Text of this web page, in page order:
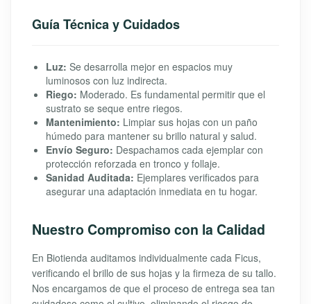
Guía Técnica y Cuidados
Luz: Se desarrolla mejor en espacios muy
luminosos con luz indirecta.
Riego: Moderado. Es fundamental permitir que el
sustrato se seque entre riegos.
Mantenimiento: Limpiar sus hojas con un paño
húmedo para mantener su brillo natural y salud.
Envío Seguro: Despachamos cada ejemplar con
protección reforzada en tronco y follaje.
Sanidad Auditada: Ejemplares verificados para
asegurar una adaptación inmediata en tu hogar.
Nuestro Compromiso con la Calidad
En Biotienda auditamos individualmente cada Ficus,
verificando el brillo de sus hojas y la firmeza de su tallo.
Nos encargamos de que el proceso de entrega sea tan